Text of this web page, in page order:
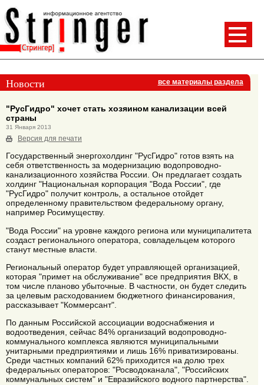
Новости все материалы раздела
"РусГидро" хочет стать хозяином канализации всей
страны
31 Января 2013
Версия для печати
Государственный энергохолдинг "РусГидро" готов взять на
себя ответственность за модернизацию водопроводно-
канализационного хозяйства России. Он предлагает создать
холдинг "Национальная корпорация "Вода России", где
"РусГидро" получит контроль, а остальное отойдет
определенному правительством федеральному органу,
например Росимуществу.
"Вода России" на уровне каждого региона или муниципалитета
создаст регионального оператора, совладельцем которого
станут местные власти.
Региональный оператор будет управляющей организацией,
которая "примет на обслуживание" все предприятия ВКХ, в
том числе планово убыточные. В частности, он будет следить
за целевым расходованием бюджетного финансирования,
рассказывает "Коммерсант".
По данным Российской ассоциации водоснабжения и
водоотведения, сейчас 84% организаций водопроводно-
коммунального комплекса являются муниципальными
унитарными предприятиями и лишь 16% приватизированы.
Среди частных компаний 62% приходится на долю трех
федеральных операторов: "Росводоканала", "Российских
коммунальных систем" и "Евразийского водного партнерства".